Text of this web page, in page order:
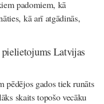
padomiem, kā
kā arī atgādinās,
pielietojums Latvijas
pēdējos gados tiek runāts
skaits topošo vecāku